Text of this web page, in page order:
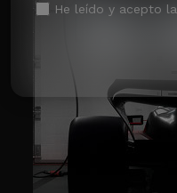
He leído y acepto la